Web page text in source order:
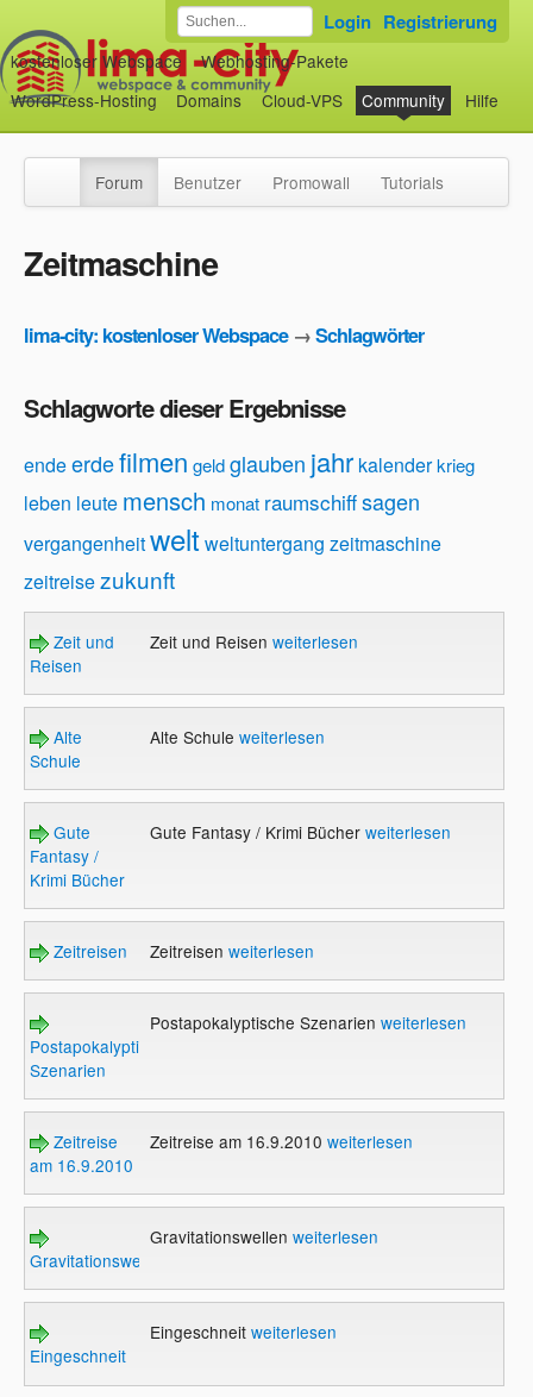
kostenloser Webspace
Webhosting-Pakete
WordPress-Hosting
Domains Cloud-VPS Community Hilfe
Login Registrierung
Forum Benutzer Promowall Tutorials
Zeitmaschine
lima-city: kostenloser Webspace→Schlagwörter
Schlagworte dieser Ergebnisse
endeerdefilmen geldglauben jahr kalenderkrieg
leben leute mensch monat raumschiffsagen
vergangenheitwelt weltuntergang zeitmaschine
zeitreisezukunft
Zeit und
Reisen
Zeit und Reisen weiterlesen
Alte
Schule
Alte Schule weiterlesen
Gute
Fantasy /
Krimi Bücher
Gute Fantasy / Krimi Bücher weiterlesen
Zeitreisen Zeitreisen weiterlesen
Postapokalyptische
Szenarien
Postapokalyptische Szenarien weiterlesen
Zeitreise
am 16.9.2010
Zeitreise am 16.9.2010 weiterlesen
Gravitationswellen
Gravitationswellen weiterlesen
Eingeschneit
Eingeschneit weiterlesen